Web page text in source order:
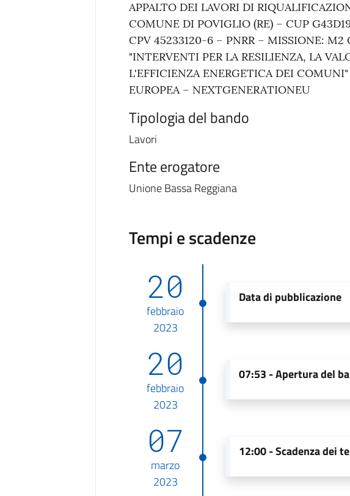
APPALTO DEI LAVORI DI
COMUNE DI POVIGLIO (RE) – CUP
CPV 45233120-6 – PNRR – MISSIONE:
"INTERVENTI PER LA RESILIENZA, LA
L'EFFICIENZA ENERGETICA DEI
EUROPEA – NEXTGENERATIONEU
Tipologia del bando
Lavori
Ente erogatore
Unione Bassa Reggiana
Tempi e scadenze
20
febbraio
2023
Data di pubblicazione
20
febbraio
2023
07:53 -Apertura del
07
marzo
2023
12:00 -Scadenza dei